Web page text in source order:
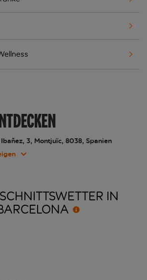
3, Montjuïc, 8038, Spanien
IN